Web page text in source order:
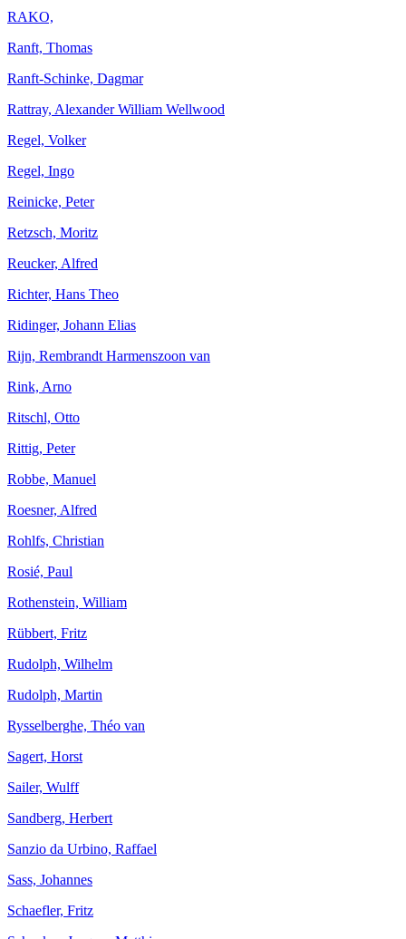
RAKO,
Ranft, Thomas
Ranft-Schinke, Dagmar
Rattray, Alexander William Wellwood
Regel, Volker
Regel, Ingo
Reinicke, Peter
Retzsch, Moritz
Reucker, Alfred
Richter, Hans Theo
Ridinger, Johann Elias
Rijn, Rembrandt Harmenszoon van
Rink, Arno
Ritschl, Otto
Rittig, Peter
Robbe, Manuel
Roesner, Alfred
Rohlfs, Christian
Rosié, Paul
Rothenstein, William
Rübbert, Fritz
Rudolph, Wilhelm
Rudolph, Martin
Rysselberghe, Théo van
Sagert, Horst
Sailer, Wulff
Sandberg, Herbert
Sanzio da Urbino, Raffael
Sass, Johannes
Schaefler, Fritz